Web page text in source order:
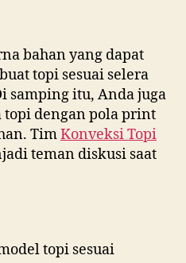
bahan yang dapat
topi sesuai selera
samping itu, Anda juga
topi dengan pola print
TimKonveksi Topi
teman diskusi saat
topi sesuai